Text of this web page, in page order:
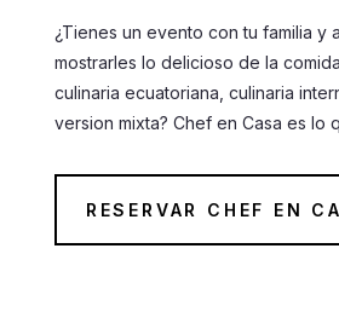
¿Tienes un evento con tu familia y
mostrarles lo delicioso de la
culinaria ecuatoriana, culinaria
version mixta? Chef en Casa es lo
RESERVAR CHEF EN